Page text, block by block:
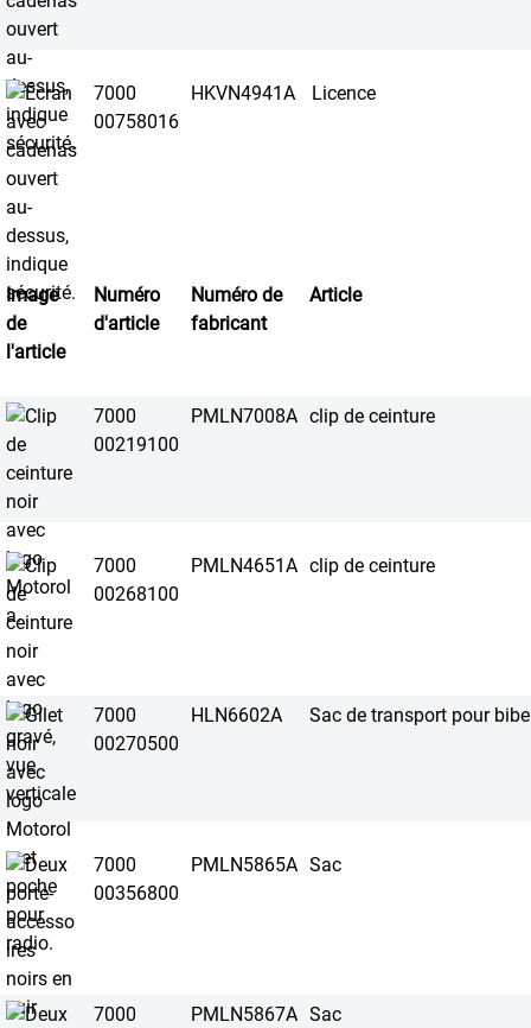
7000
00758016
HKVN4941A Licence
Image
de
l'article
Numéro
d'article
Numéro de
fabricant
Article
7000
00219100
PMLN7008A clip de ceinture
7000
00268100
PMLN4651A clip de ceinture
7000
00270500
HLN6602A Sac de transport pour
7000
00356800
PMLN5865A Sac
7000
PMLN5867A Sac